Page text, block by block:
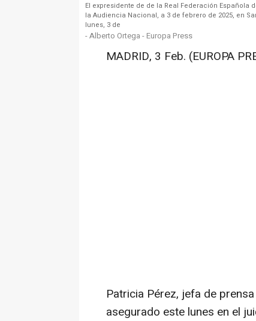
El expresidente de de la Real Federación Española
la Audiencia Nacional, a 3 de febrero de 2025, en
lunes, 3 de
- Alberto Ortega - Europa Press
MADRID, 3 Feb. (EUROPA
Patricia Pérez, jefa de
asegurado este lunes en el